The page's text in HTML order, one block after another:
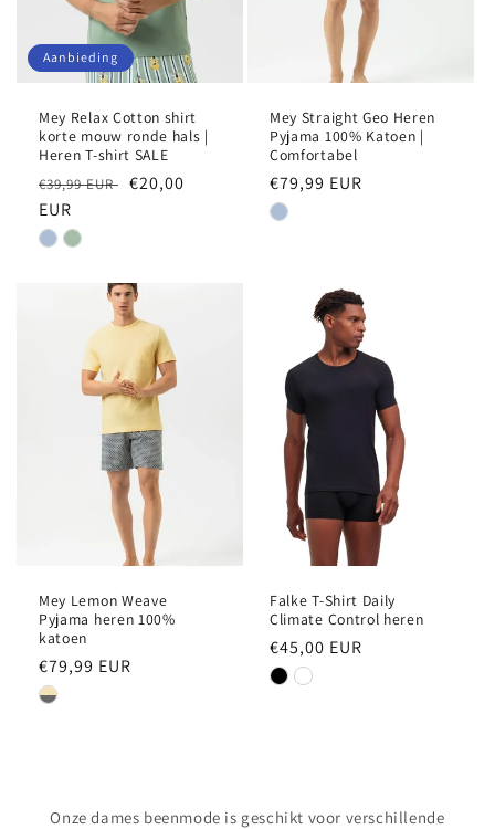
Aanbieding
Mey Relax Cotton shirt
korte mouw ronde hals |
Heren T-shirt SALE
Normale
prijs
€39,99 EUR Aanbiedingsprijs
€20,00
EUR
Mey Straight Geo Heren
Pyjama 100% Katoen |
Comfortabel
Normale
prijs
€79,99 EUR
Mey Lemon Weave
Pyjama heren 100%
katoen
Normale
prijs
€79,99 EUR
Falke T-Shirt Daily
Climate Control heren
Normale
prijs
€45,00 EUR
Onze dames beenmode is geschikt voor verschillende